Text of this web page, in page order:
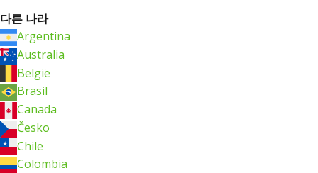
다른 나라
Argentina
Australia
België
Brasil
Canada
Česko
Chile
Colombia